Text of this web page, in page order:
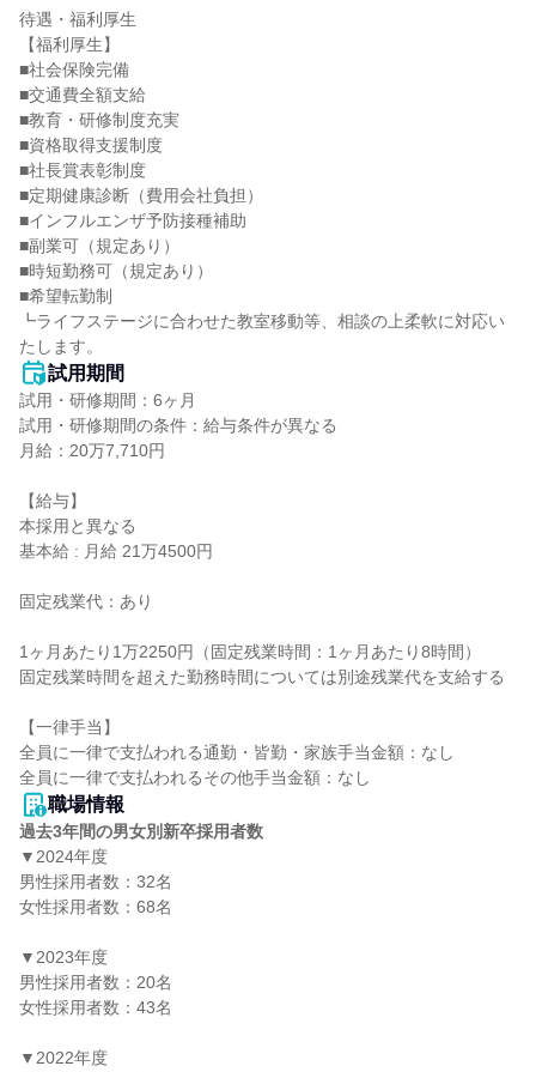
待遇・福利厚生
【福利厚生】
■社会保険完備
■交通費全額支給
■教育・研修制度充実
■資格取得支援制度
■社長賞表彰制度
■定期健康診断（費用会社負担）
■インフルエンザ予防接種補助
■副業可（規定あり）
■時短勤務可（規定あり）
■希望転勤制
┗ライフステージに合わせた教室移動等、相談の上柔軟に対応い
たします。
試用期間
試用・研修期間：6ヶ月
試用・研修期間の条件：給与条件が異なる
月給：20万7,710円
【給与】
本採用と異なる
基本給 : 月給 21万4500円
固定残業代：あり
1ヶ月あたり1万2250円（固定残業時間：1ヶ月あたり8時間）
固定残業時間を超えた勤務時間については別途残業代を支給する
【一律手当】
全員に一律で支払われる通勤・皆勤・家族手当金額：なし
職場情報
過去3年間の男女別新卒採用者数
▼2024年度
男性採用者数：32名
女性採用者数：68名
▼2023年度
男性採用者数：20名
女性採用者数：43名
▼2022年度